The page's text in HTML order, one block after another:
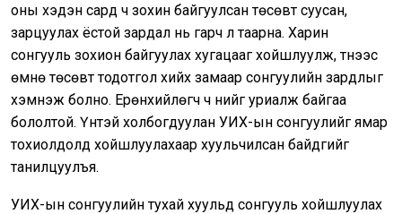
оны хэдэн сард ч зохин байгуулсан төсөвт суусан,
зарцуулах ёстой зардал нь гарч л таарна. Харин
сонгууль зохион байгуулах хугацааг хойшлуулж, түүнээс
өмнө төсөвт тодотгол хийх замаар сонгуулийн зардлыг
хэмнэж болно. Ерөнхийлөгч ч үүнийг уриалж байгаа
бололтой. Үүнтэй холбогдуулан УИХ-ын сонгуулийг ямар
тохиолдолд хойшлуулахаар хуульчилсан байдгийг
танилцуулъя.
УИХ-ын сонгуулийн тухай хуульд сонгууль хойшлуулах